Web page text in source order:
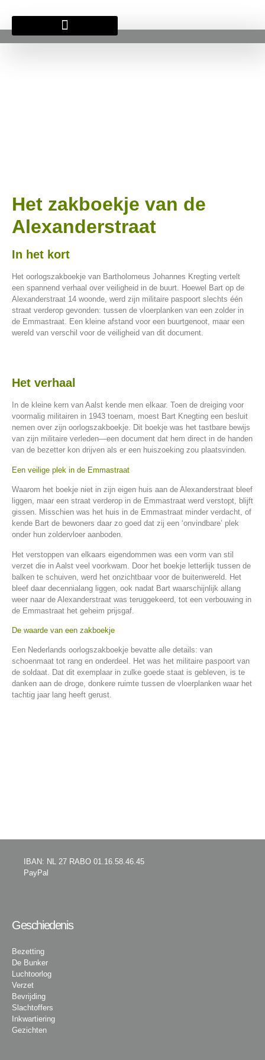
Het zakboekje van de
Alexanderstraat
In het kort
Het oorlogszakboekje van Bartholomeus Johannes Kregting vertelt
een spannend verhaal over veiligheid in de buurt. Hoewel Bart op de
Alexanderstraat 14 woonde, werd zijn militaire paspoort slechts één
straat verderop gevonden: tussen de vloerplanken van een zolder in
de Emmastraat. Een kleine afstand voor een buurtgenoot, maar een
wereld van verschil voor de veiligheid van dit document.
Het verhaal
In de kleine kern van Aalst kende men elkaar. Toen de dreiging voor
voormalig militairen in 1943 toenam, moest Bart Knegting een besluit
nemen over zijn oorlogszakboekje. Dit boekje was het tastbare bewijs
van zijn militaire verleden—een document dat hem direct in de handen
van de bezetter kon drijven als er een huiszoeking zou plaatsvinden.
Een veilige plek in de Emmastraat
Waarom het boekje niet in zijn eigen huis aan de Alexanderstraat bleef
liggen, maar een straat verderop in de Emmastraat werd verstopt, blijft
gissen. Misschien was het huis in de Emmastraat minder verdacht, of
kende Bart de bewoners daar zo goed dat zij een ‘onvindbare’ plek
onder hun zoldervloer aanboden.
Het verstoppen van elkaars eigendommen was een vorm van stil
verzet die in Aalst veel voorkwam. Door het boekje letterlijk tussen de
balken te schuiven, werd het onzichtbaar voor de buitenwereld. Het
bleef daar decennialang liggen, ook nadat Bart waarschijnlijk allang
weer naar de Alexanderstraat was teruggekeerd, tot een verbouwing in
de Emmastraat het geheim prijsgaf.
De waarde van een zakboekje
Een Nederlands oorlogszakboekje bevatte alle details: van
schoenmaat tot rang en onderdeel. Het was het militaire paspoort van
de soldaat. Dat dit exemplaar in zulke goede staat is gebleven, is te
danken aan de droge, donkere ruimte tussen de vloerplanken waar het
tachtig jaar lang heeft gerust.
IBAN: NL 27 RABO 01.16.58.46.45
PayPal
Geschiedenis
Bezetting
De Bunker
Luchtoorlog
Verzet
Bevrijding
Slachtoffers
Inkwartiering
Gezichten